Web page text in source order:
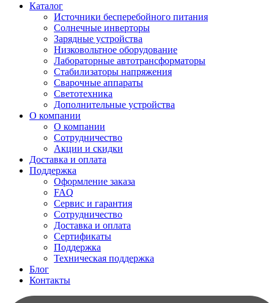
Каталог
Источники бесперебойного питания
Солнечные инверторы
Зарядные устройства
Низковольтное оборудование
Лабораторные автотрансформаторы
Стабилизаторы напряжения
Сварочные аппараты
Светотехника
Дополнительные устройства
О компании
О компании
Сотрудничество
Акции и скидки
Доставка и оплата
Поддержка
Оформление заказа
FAQ
Сервис и гарантия
Сотрудничество
Доставка и оплата
Сертификаты
Поддержка
Техническая поддержка
Блог
Контакты